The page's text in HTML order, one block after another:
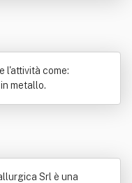
l'attività come:
metallo.
Srl è una